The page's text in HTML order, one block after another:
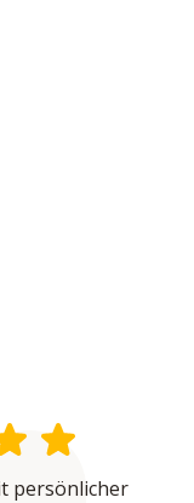
persönlicher